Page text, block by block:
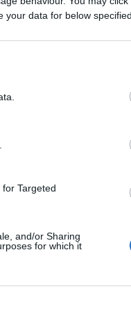
your data for below
Targeted
and/or Sharing
for which it
η πληροφορία ότι
υπό διερεύνηση.
ημέρες στα χέρια